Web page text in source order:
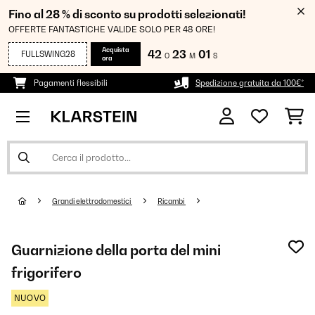
Fino al 28 % di sconto su prodotti selezionati!
OFFERTE FANTASTICHE VALIDE SOLO PER 48 ORE!
FULLSWING28
Acquista
ora
42 O 23 M 00 S
Pagamenti flessibili Spedizione gratuita da 100€*
Grandi elettrodomestici Ricambi
Guarnizione della porta del mini
frigorifero
NUOVO